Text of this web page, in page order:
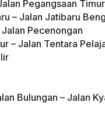
Pegangsaan
– Jalan Jatibaru
Jalan Pecenongan
– Jalan Tentara
Bulungan – Jalan